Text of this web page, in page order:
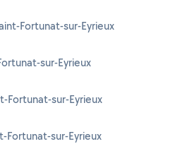
Fortunat-sur-Eyrieux
sur-Eyrieux
Fortunat-sur-Eyrieux
Fortunat-sur-Eyrieux